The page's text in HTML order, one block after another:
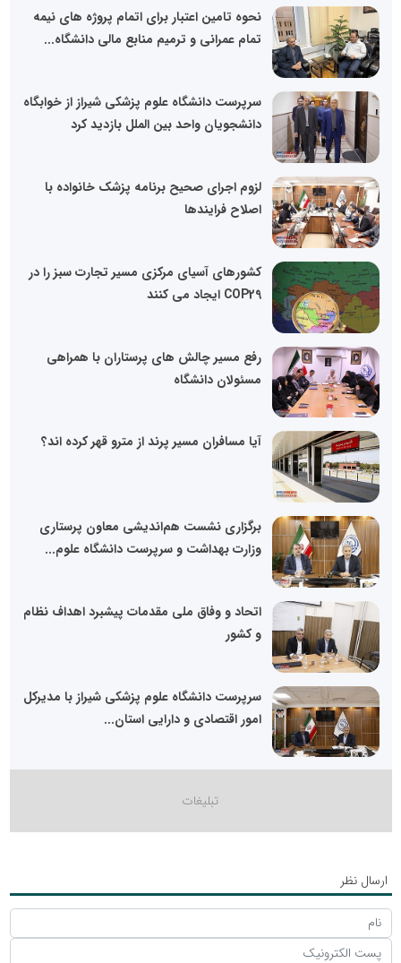
نحوه تامین اعتبار برای اتمام پروژه های نیمه
تمام عمرانی و ترمیم منابع مالی دانشگاه...
سرپرست دانشگاه علوم پزشکی شیراز از خوابگاه
دانشجویان واحد بین الملل بازدید کرد
لزوم اجرای صحیح برنامه پزشک خانواده با
اصلاح فرایندها
کشورهای آسیای مرکزی مسیر تجارت سبز را در
COP29 ایجاد می کنند
رفع مسیر چالش های پرستاران با همراهی
مسئولان دانشگاه
آیا مسافران مسیر پرند از مترو قهر کرده اند؟
برگزاری نشست هم‌اندیشی معاون پرستاری
وزارت بهداشت و سرپرست دانشگاه علوم...
اتحاد و وفاق ملی مقدمات پیشبرد اهداف نظام
و کشور
سرپرست دانشگاه علوم پزشکی شیراز با مدیرکل
امور اقتصادی و دارایی استان...
ارسال نظر